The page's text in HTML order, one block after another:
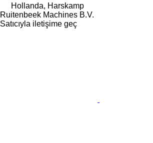
Hollanda, Harskamp
Ruitenbeek Machines B.V.
Satıcıyla iletişime geç